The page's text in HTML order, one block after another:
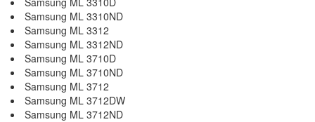
Samsung ML 3310ND
Samsung ML 3312
Samsung ML 3312ND
Samsung ML 3710D
Samsung ML 3710ND
Samsung ML 3712
Samsung ML 3712DW
Samsung ML 3712ND